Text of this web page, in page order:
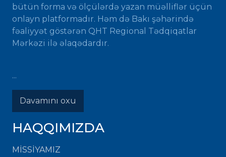
bütün forma və ölçülərdə yazan müəlliflər üçün
onlayn platformadır. Həm də Bakı şəhərində
fəaliyyət göstərən QHT Regional Tədqiqatlar
Mərkəzi ilə əlaqədardır.
...
Davamını oxu
HAQQIMIZDA
MISSIYAMIZ